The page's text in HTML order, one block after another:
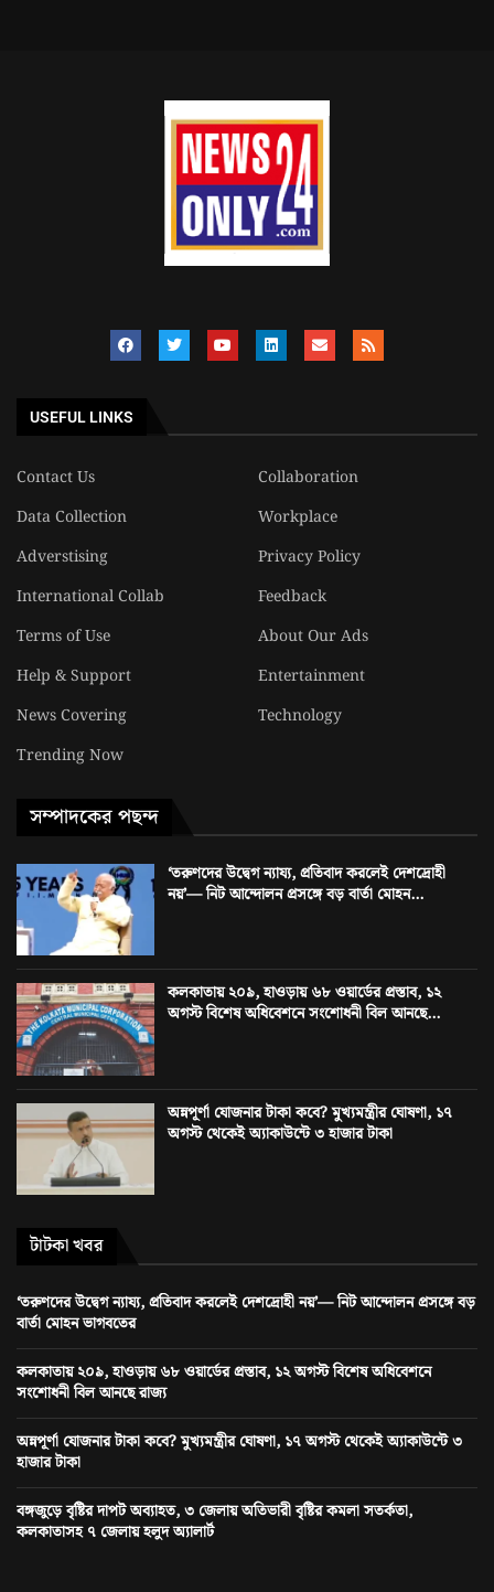
USEFUL LINKS
Contact Us
Collaboration
Data Collection
Workplace
Adverstising
Privacy Policy
International Collab
Feedback
Terms of Use
About Our Ads
Help & Support
Entertainment
News Covering
Technology
Trending Now
সম্পাদকের পছন্দ
‘তরুণদের উদ্বেগ ন্যায্য, প্রতিবাদ করলেই দেশদ্রোহী
নয়’— নিট আন্দোলন প্রসঙ্গে বড় বার্তা মোহন...
কলকাতায় ২০৯, হাওড়ায় ৬৮ ওয়ার্ডের প্রস্তাব, ১২
অগস্ট বিশেষ অধিবেশনে সংশোধনী বিল আনছে...
অন্নপূর্ণা যোজনার টাকা কবে? মুখ্যমন্ত্রীর ঘোষণা, ১৭
অগস্ট থেকেই অ্যাকাউন্টে ৩ হাজার টাকা
টাটকা খবর
‘তরুণদের উদ্বেগ ন্যায্য, প্রতিবাদ করলেই দেশদ্রোহী নয়’— নিট আন্দোলন প্রসঙ্গে বড়
বার্তা মোহন ভাগবতের
কলকাতায় ২০৯, হাওড়ায় ৬৮ ওয়ার্ডের প্রস্তাব, ১২ অগস্ট বিশেষ অধিবেশনে
সংশোধনী বিল আনছে রাজ্য
অন্নপূর্ণা যোজনার টাকা কবে? মুখ্যমন্ত্রীর ঘোষণা, ১৭ অগস্ট থেকেই অ্যাকাউন্টে ৩
হাজার টাকা
বঙ্গজুড়ে বৃষ্টির দাপট অব্যাহত, ৩ জেলায় অতিভারী বৃষ্টির কমলা সতর্কতা,
কলকাতাসহ ৭ জেলায় হলুদ অ্যালার্ট